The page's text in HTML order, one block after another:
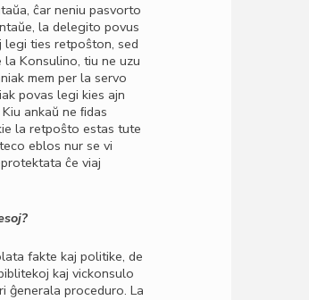
ĉar neniu pasvorto
la delegito povus
legi ties retpoŝton, sed
Konsulino, tiu ne uzu
mem per la servo
povas legi kies ajn
ankaŭ ne ﬁdas
la retpoŝto estas tute
eblos nur se vi
ĉe viaj
fakte kaj politike, de
kaj vickonsulo
ĝenerala proceduro. La